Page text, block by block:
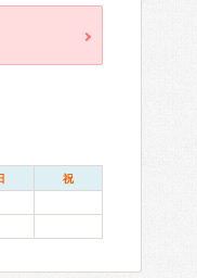
祝